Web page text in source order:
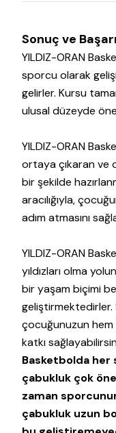
Sonuç ve
YILDIZ-ORAN
sporcu olarak
gelirler. Kursu
ulusal düzeyde
YILDIZ-ORAN
ortaya çıkaran ve
bir şekilde
aracılığıyla,
adım atmasını
YILDIZ-ORAN
yıldızları olma
bir yaşam biçimi
geliştirmektedirler.
çocuğunuzun hem
katkı
Basketbolda her
çabukluk çok
zaman
çabukluk uzun